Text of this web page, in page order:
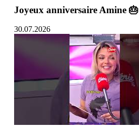
Joyeux anniversaire Amine
30.07.2026